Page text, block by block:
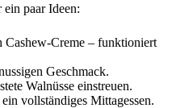
paar Ideen:
Cashew-Creme – funktioniert
Geschmack.
Walnüsse einstreuen.
vollständiges Mittagessen.